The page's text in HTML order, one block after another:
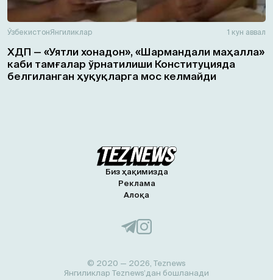
ЎзбекистонЯнгиликлар 1 кун аввал
ХДП — «Уятли хонадон», «Шармандали маҳалла»
каби тамғалар ўрнатилиши Конституцияда
белгиланган ҳуқуқларга мос келмайди
Биз ҳақимизда
Реклама
Алоқа
© 2020 — 2026, Teznews
Янгиликлар Teznews’дан бошланади